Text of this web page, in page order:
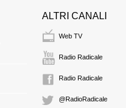
ALTRI CANALI
Web TV
Radio Radicale
Radio Radicale
@RadioRadicale